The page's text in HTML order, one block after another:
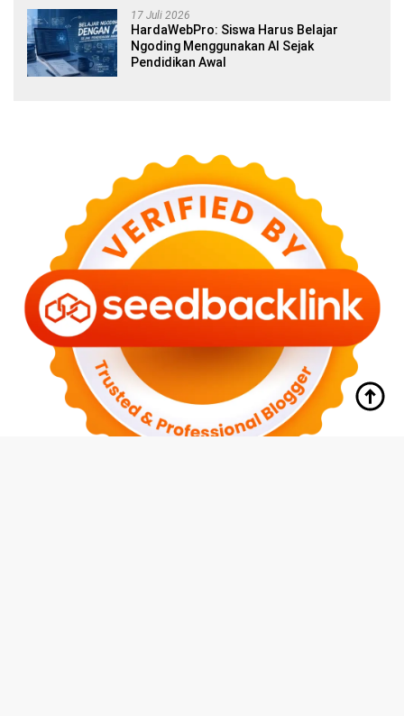
17 Juli 2026
HardaWebPro: Siswa Harus Belajar
Ngoding Menggunakan AI Sejak
Pendidikan Awal